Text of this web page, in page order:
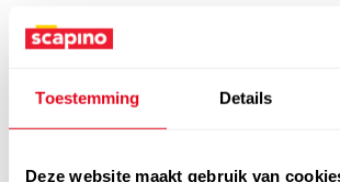
Toestemming Details
Deze website maakt gebruik van